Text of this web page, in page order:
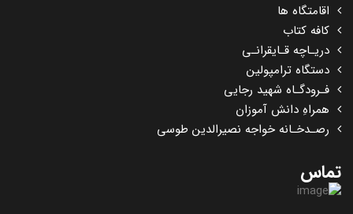
اقامتگاه ها
کافه کتاب
دریـاچه قـایقرانـی
دستگاه ترامپولین
فـرودگـاه شهید رجایی
همراهِ دانش آموزان
رصـدخـانه خواجه نصیرالدین طوسی
تماس